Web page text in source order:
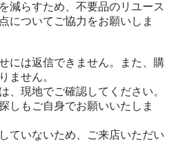
減らすため、不要品のリユース
についてご協力をお願いしま
には返信できません。また、購
ません。
、現地でご確認してください。
しもご自身でお願いいたしま
ていないため、ご来店いただい